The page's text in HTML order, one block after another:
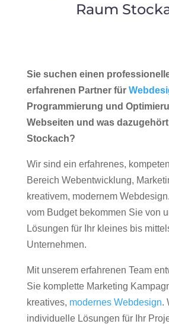
Raum
Sie suchen einen
erfahrenen Partner für
Programmierung und
Webseiten und was
Stockach?
Wir sind ein erfahrenes,
Bereich Webentwicklung,
kreativem, modernem
vom Budget bekommen Sie von
Lösungen für Ihr kleines bis
Unternehmen.
Mit unserem erfahrenen Team
Sie komplette Marketing
kreatives, modernes Webdesign.
individuelle Lösungen für Ihr